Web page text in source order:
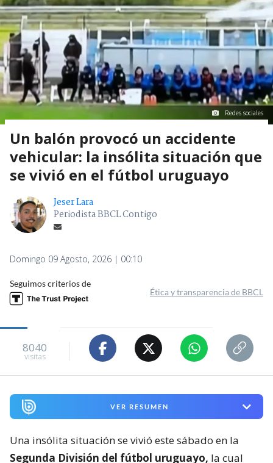
Redes sociales
Un balón provocó un accidente
vehicular: la insólita situación que
se vivió en el fútbol uruguayo
Jeser Lara
Periodista BBCL Contigo
Domingo 09 Agosto, 2026 | 00:10
Seguimos criterios de
Ética y transparencia de BBCL
8040
visitas
VER RESUMEN
Una insólita situación se vivió este sábado en la
Segunda División del fútbol uruguayo, la cual